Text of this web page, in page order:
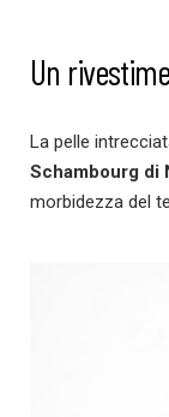
Un
La pelle
Schambourg di
morbidezza del